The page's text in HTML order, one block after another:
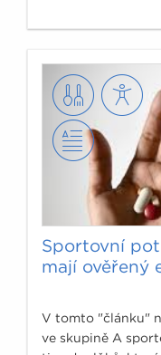
Sportovní
mají ověřený
V tomto "článku"
ve skupině A